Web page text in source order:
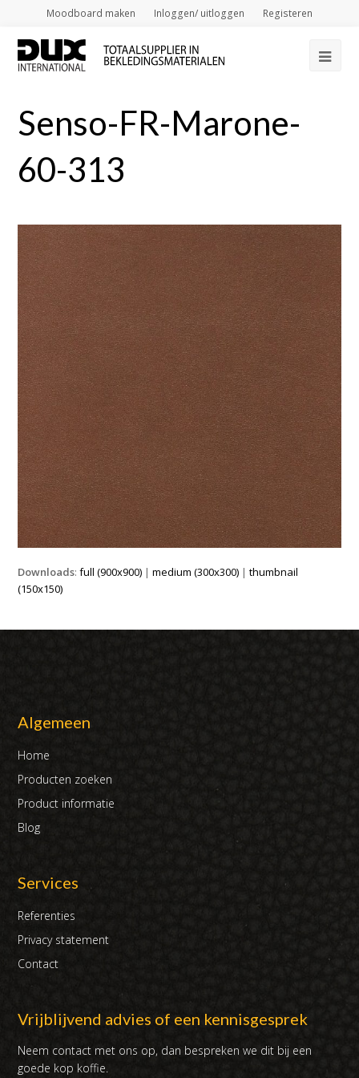
Moodboard maken Inloggen/ uitloggen Registeren
Senso-FR-Marone-
60-313
Downloads:full (900x900) |medium (300x300) |thumbnail
(150x150)
Algemeen
Home
Producten zoeken
Product informatie
Blog
Services
Referenties
Privacy statement
Contact
Vrijblijvend advies of een kennisgesprek
Neem contact met ons op, dan bespreken we dit bij een
goede kop koffie.